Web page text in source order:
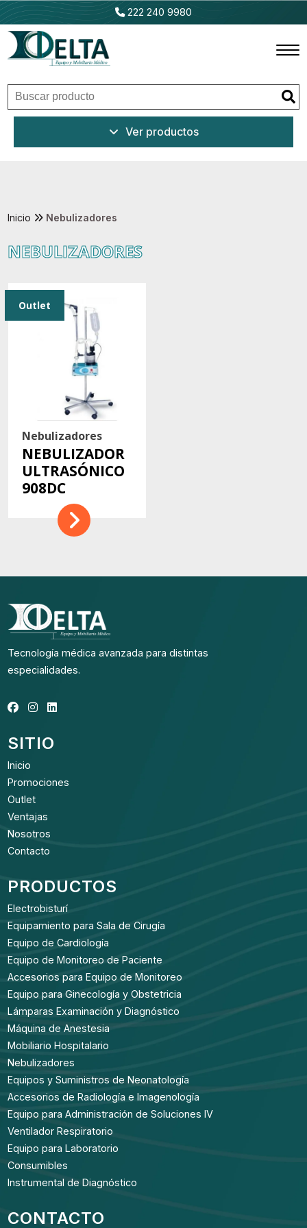
222 240 9980
Inicio
Outlet
Ventajas
Nosotros
Ver productos
Inicio Nebulizadores
NEBULIZADORES
Nebulizadores
NEBULIZADOR
ULTRASÓNICO
908DC
Outlet
Tecnología médica avanzada para distintas
especialidades.
SITIO
Inicio
Promociones
Outlet
Ventajas
Nosotros
Contacto
PRODUCTOS
Electrobisturí
Equipamiento para Sala de Cirugía
Equipo de Cardiología
Equipo de Monitoreo de Paciente
Accesorios para Equipo de Monitoreo
Equipo para Ginecología y Obstetricia
Lámparas Examinación y Diagnóstico
Máquina de Anestesia
Mobiliario Hospitalario
Nebulizadores
Equipos y Suministros de Neonatología
Accesorios de Radiología e Imagenología
Equipo para Administración de Soluciones IV
Ventilador Respiratorio
Equipo para Laboratorio
Consumibles
Instrumental de Diagnóstico
CONTACTO